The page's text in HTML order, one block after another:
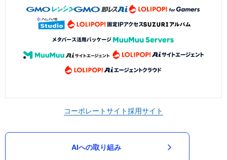
コーポレートサイト採用サイト
AIへの取り組み